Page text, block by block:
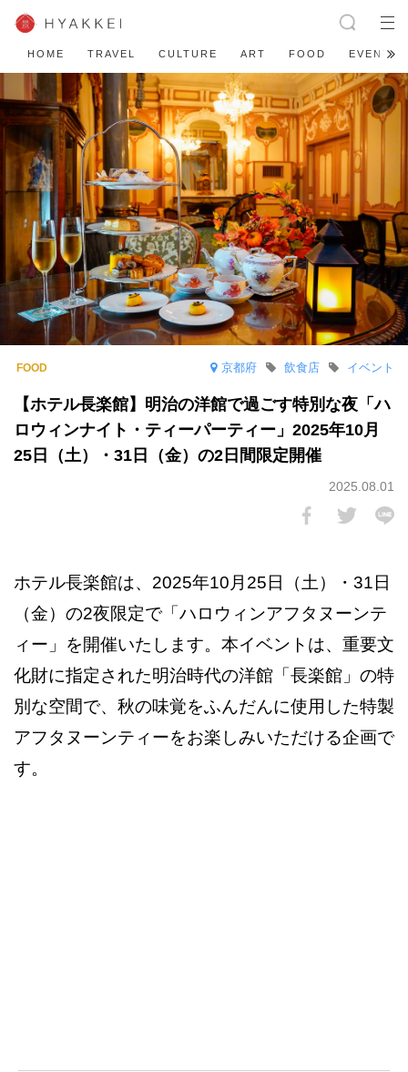
HOME TRAVEL CULTURE ART FOOD EVENT
京都府 イベント
飲食店
【ホテル長楽館】明治の洋館で過ごす特別な夜「ハ
ロウィンナイト・ティーパーティー」2025年10月
25日（土）・31日（金）の2日間限定開催
2025.08.01
ホテル長楽館は、2025年10月25日（土）・31日
（金）の2夜限定で「ハロウィンアフタヌーンテ
ィー」を開催いたします。本イベントは、重要文
化財に指定された明治時代の洋館「長楽館」の特
別な空間で、秋の味覚をふんだんに使用した特製
アフタヌーンティーをお楽しみいただける企画で
す。